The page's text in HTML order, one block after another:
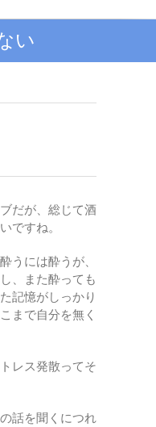
い
だが、総じて酒
ですね。
うには酔うが、
、また酔っても
記憶がしっかり
まで自分を無く
レス発散ってそ
話を聞くにつれ